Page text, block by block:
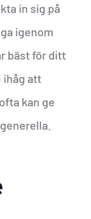
in sig på
igenom
bäst för ditt
ihåg att
kan ge